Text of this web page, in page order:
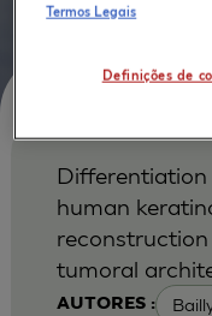
AUTORES :
human
tumoral
Termos Legais
Definições de